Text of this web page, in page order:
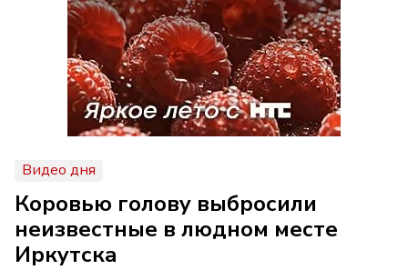
Видео дня
Коровью голову выбросили
неизвестные в людном месте
Иркутска